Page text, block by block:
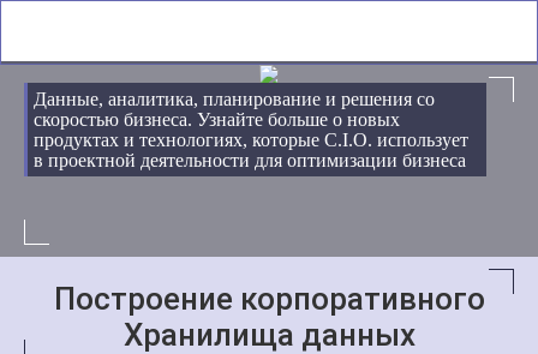
Данные, аналитика, планирование и решения со
скоростью бизнеса. Узнайте больше о новых
продуктах и технологиях, которые С.І.О. использует
в проектной деятельности для оптимизации бизнеса
Построение корпоративного
Хранилища данных